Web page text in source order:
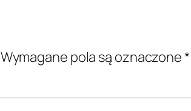
Wymagane pola są oznaczone*